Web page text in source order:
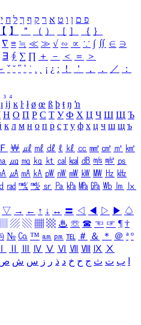
פ ם ן ו ט א ר ק ף ך ל ח י
【 】 ＂ （ ） ［ ］ ｛ ｝
∇ ≡ ≒ ≪ ≫ √ ∽ ∝ ∵ ∫ ∬ ∈ ∋
∃ ∮ ∑ ∏ ＋ － ＜ ＝
＞
ˇ ˘ ˝ ˚ ˙ ¸ ¡ ¿ ː ！ ＇ ， ． ／
：
₃ ₄
ı ĳ ĸ ŀ ł ø œ ß þ ŧ ŋ ŉ
Н О П Р С Т У Ф Х Ц Ч Ш Щ Ъ
к л м н о п р с т у ф х ц ч ш щ ъ
Ｆ ￦ ㎕ ㎖ ㎗ ℓ ㎘ ㏄ ㎣ ㎤ ㎥ ㎦
㎍ ㎎ ㎏ ㏏ ㎈ ㎉ ㏈ ㎧ ㎨ ㎰
㎂ ㎃ ㎄ ㎺ ㎻ ㎽ ㎾ ㎿ ㎐ ㎑
㎭ ㎮ ㎯ ㏛ ㎩ ㎪ ㎫ ㎬ ㏝ ㏐
㏓
▽ → ← ↑ ↓ ↔ 〓 ◁ ◀ ▷ ▶ ♤
▨ ▧ ▦ ▩ ♨ ☏ ☎ ☜ ☞ ¶ †
№ ㏇ ™ ㏂ ㏘ ℡ ＃ ＆ ＊ ＠ ª º
Ⅳ Ⅴ Ⅵ Ⅶ Ⅷ Ⅸ Ⅹ
ب ت ث ج ح خ د ذ ر ز س ش